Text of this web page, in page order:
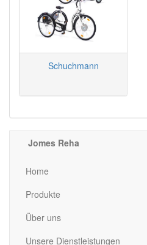
Schuchmann
Jomes Reha
Home
Produkte
Über uns
Unsere Dienstleistungen